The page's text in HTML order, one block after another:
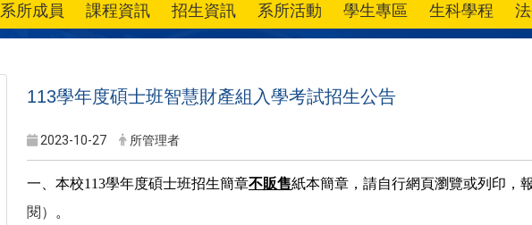
系所成員 課程資訊 招生資訊 系所活動 學生專區 生科學程
113學年度碩士班智慧財產組入學考試招生公告
2023-10-27 所管理者
一、 本校113學年度碩士班招生簡章不販售紙本簡章，請自行網頁瀏覽或列印，
閱）
。